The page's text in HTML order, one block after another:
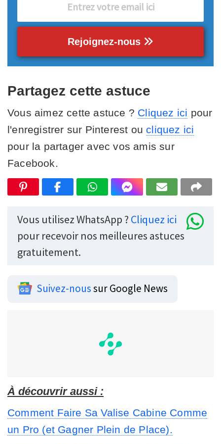
Rejoignez-nous
Partagez cette astuce
Vous aimez cette astuce ? Cliquez ici pour
l'enregistrer sur Pinterest ou cliquez ici
pour la partager avec vos amis sur
Facebook.
Vous utilisez WhatsApp ? Cliquez ici
pour recevoir nos meilleures astuces
gratuitement.
Suivez-noussur Google News
À découvrir aussi :
Comment Faire Sa Valise Cabine Comme
un Pro (et Gagner Plein de Place).